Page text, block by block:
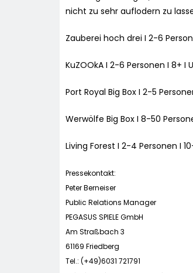
nicht zu sehr auflodern zu
Zauberei hoch drei I 2-6
KuZOOkA I 2-6 Personen I 8+ I
Port Royal Big Box I 2-5
Werwölfe Big Box I 8-50
Living Forest I 2-4 Personen I
Pressekontakt:
Peter Berneiser
Public Relations Manager
PEGASUS SPIELE GmbH
Am Straßbach 3
61169 Friedberg
Tel.: (+49)6031 721791